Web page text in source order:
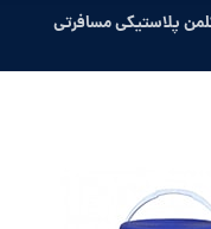
پلاستیکی مسافرتی